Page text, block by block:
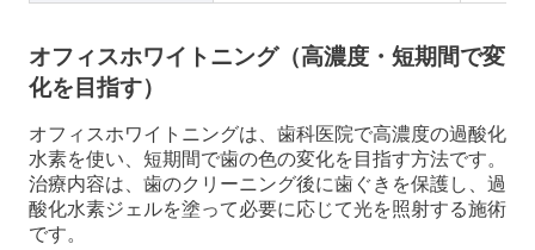
オフィスホワイトニング（高濃度・短期間で変
化を目指す）
オフィスホワイトニングは、歯科医院で高濃度の過酸化
水素を使い、短期間で歯の色の変化を目指す方法です。
治療内容は、歯のクリーニング後に歯ぐきを保護し、過
酸化水素ジェルを塗って必要に応じて光を照射する施術
です。